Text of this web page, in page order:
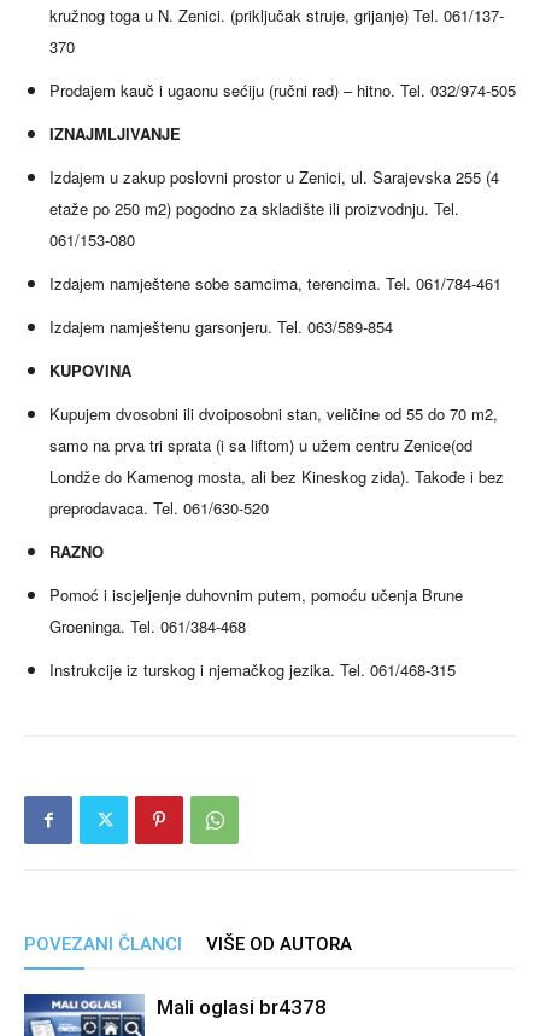
kružnog toga u N. Zenici. (priključak struje, grijanje) Tel. 061/137-
370
Prodajem kauč i ugaonu sećiju (ručni rad) – hitno. Tel. 032/974-505
IZNAJMLJIVANJE
Izdajem u zakup poslovni prostor u Zenici, ul. Sarajevska 255 (4
etaže po 250 m2) pogodno za skladište ili proizvodnju. Tel.
061/153-080
Izdajem namještene sobe samcima, terencima. Tel. 061/784-461
Izdajem namještenu garsonjeru. Tel. 063/589-854
KUPOVINA
Kupujem dvosobni ili dvoiposobni stan, veličine od 55 do 70 m2,
samo na prva tri sprata (i sa liftom) u užem centru Zenice(od
Londže do Kamenog mosta, ali bez Kineskog zida). Takođe i bez
preprodavaca. Tel. 061/630-520
RAZNO
Pomoć i iscjeljenje duhovnim putem, pomoću učenja Brune
Groeninga. Tel. 061/384-468
Instrukcije iz turskog i njemačkog jezika. Tel. 061/468-315
POVEZANI ČLANCI VIŠE OD AUTORA
Mali oglasi br4378